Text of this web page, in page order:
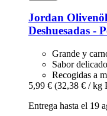
Jordan Olivenöl
Deshuesadas -​
Grande y
Sabor
Recogidas a
5,99 € (32,38 € / kg
Entrega hasta el 19